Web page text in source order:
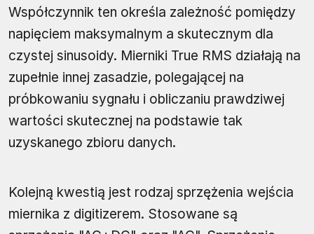
Współczynnik ten określa zależność pomiędzy
napięciem maksymalnym a skutecznym dla
czystej sinusoidy. Mierniki True RMS działają na
zupełnie innej zasadzie, polegającej na
próbkowaniu sygnału i obliczaniu prawdziwej
wartości skutecznej na podstawie tak
uzyskanego zbioru danych.
Kolejną kwestią jest rodzaj sprzężenia wejścia
miernika z digitizerem. Stosowane są